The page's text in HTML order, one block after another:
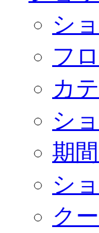
シ
フ
カ
シ
期
シ
ク